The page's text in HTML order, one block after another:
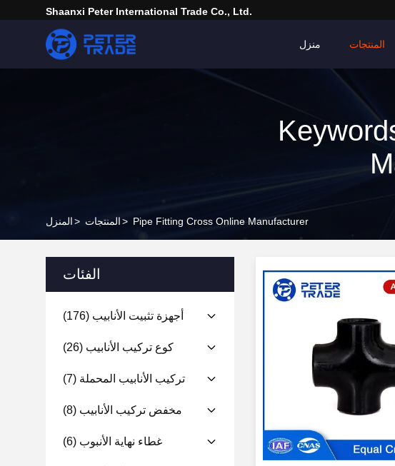
Shaanxi Peter International Trade Co., Ltd.
منزل المنتجات
المنزل> المنتجات> Pipe Fitting Cross Online Manufacturer
الفئات
أجهزة تثبيت الأنابيب (176)
كوع تركيب الأنابيب (26)
تركيب الأنابيب المحملة (7)
مخفض تركيب الأنابيب (8)
غطاء نهاية الأنبوب (6)